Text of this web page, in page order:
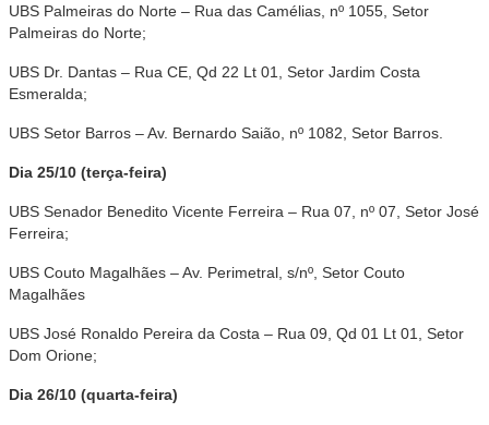
UBS Palmeiras do Norte – Rua das Camélias, nº 1055, Setor
Palmeiras do Norte;
UBS Dr. Dantas – Rua CE, Qd 22 Lt 01, Setor Jardim Costa
Esmeralda;
UBS Setor Barros – Av. Bernardo Saião, nº 1082, Setor Barros.
Dia 25/10 (terça-feira)
UBS Senador Benedito Vicente Ferreira – Rua 07, nº 07, Setor José
Ferreira;
UBS Couto Magalhães – Av. Perimetral, s/nº, Setor Couto
Magalhães
UBS José Ronaldo Pereira da Costa – Rua 09, Qd 01 Lt 01, Setor
Dom Orione;
Dia 26/10 (quarta-feira)